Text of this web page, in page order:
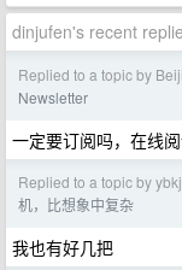
dinjufen's recent
Replied to a topic by
Newsletter
一定要订阅吗，在线
Replied to a topic by
机，比想象中复杂
我也有好几把